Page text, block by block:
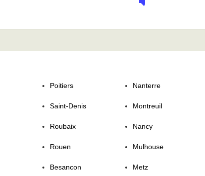
Poitiers Nanterre
Saint-Denis Montreuil
Roubaix Nancy
Rouen Mulhouse
Besancon Metz